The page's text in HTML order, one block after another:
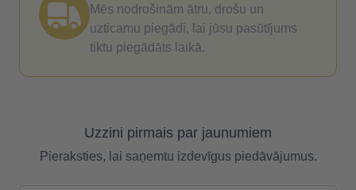
Mēs nodrošinām ātru, drošu un
uzticamu piegādi, lai jūsu pasūtījums
tiktu piegādāts laikā.
Uzzini pirmais par jaunumiem
Pieraksties, lai saņemtu izdevīgus piedāvājumus.